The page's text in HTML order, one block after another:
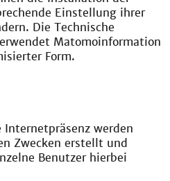
Einstellung ihrer
Die Technische
Matomoinformation
Form.
werden
Zwecken erstellt und
Benutzer hierbei